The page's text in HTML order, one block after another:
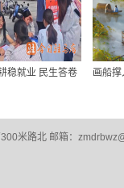
稳就业 民生答卷
画船撑
米路北 邮箱：